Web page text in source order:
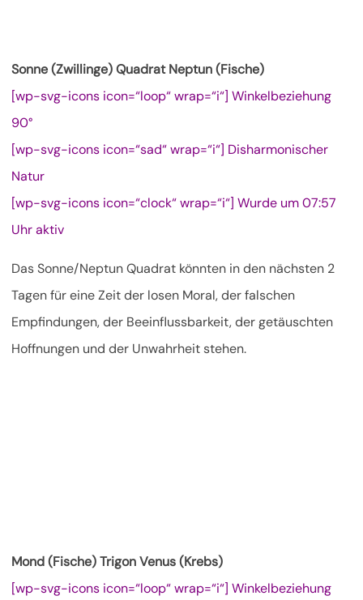
Sonne (Zwillinge) Quadrat Neptun (Fische)
[wp-svg-icons icon=“loop“ wrap=“i“] Winkelbeziehung
90°
[wp-svg-icons icon=“sad“ wrap=“i“] Disharmonischer
Natur
[wp-svg-icons icon=“clock“ wrap=“i“] Wurde um 07:57
Uhr aktiv
Das Sonne/Neptun Quadrat könnten in den nächsten 2
Tagen für eine Zeit der losen Moral, der falschen
Empfindungen, der Beeinflussbarkeit, der getäuschten
Hoffnungen und der Unwahrheit stehen.
Mond (Fische) Trigon Venus (Krebs)
[wp-svg-icons icon=“loop“ wrap=“i“] Winkelbeziehung